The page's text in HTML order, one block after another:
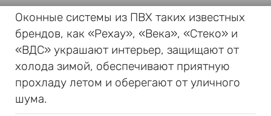
Оконные системы из ПВХ таких известных
брендов, как «Рехау», «Века», «Стеко» и
«ВДС» украшают интерьер, защищают от
холода зимой, обеспечивают приятную
прохладу летом и оберегают от уличного
шума.